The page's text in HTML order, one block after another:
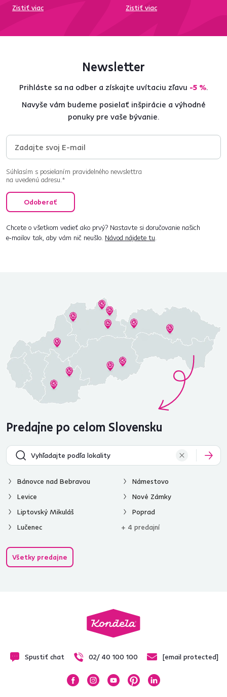
Zistiť viac
Zistiť viac
Newsletter
Prihláste sa na odber a získajte uvítaciu zľavu -5 %.
Navyše vám budeme posielať inšpirácie a výhodné
ponuky pre vaše bývanie.
Súhlasím s posielaním pravidelného newslettra
na uvedenú adresu.*
Odoberať
Chcete o všetkom vedieť ako prvý? Nastavte si doručovanie našich
e‑mailov tak, aby vám nič neušlo. Návod nájdete tu.
Predajne po celom Slovensku
Bánovce nad Bebravou
Levice
Liptovský Mikuláš
Lučenec
Námestovo
Nové Zámky
Poprad
+ 4 predajní
Všetky predajne
Spustiť chat 02/ 40 100 100 [email protected]